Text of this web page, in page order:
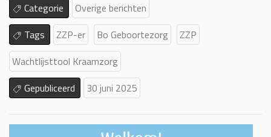
Categorie
Overige berichten
Tags
ZZP-er Bo Geboortezorg
ZZP
Wachtlijsttool Kraamzorg
Gepubliceerd
30 juni 2025